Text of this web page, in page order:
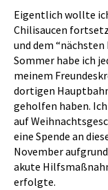
Eigentlich wollte
Chilisaucen
und dem “nächsten
Sommer habe ich
meinem
dortigen
geholfen haben.
auf
eine Spende an
November
akute
erfolgte.